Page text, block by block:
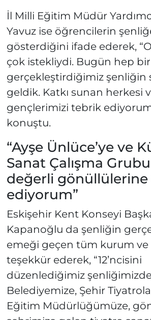
İl Milli Eğitim Müdür
Yavuz ise öğrencilerin
gösterdiğini ifade ederek,
çok istekliydi. Bugün hep
gerçekleştirdiğimiz şenliğin
geldik. Katkı sunan herkesi
gençlerimizi tebrik
konuştu.
“Ayşe Ünlüce’ye ve
Sanat Çalışma
değerli
ediyorum”
Eskişehir Kent Konseyi
Kapanoğlu da şenliğin
emeği geçen tüm kurum ve
teşekkür ederek, “12’ncisini
düzenlediğimiz
Belediyemize, Şehir
Eğitim Müdürlüğümüze,